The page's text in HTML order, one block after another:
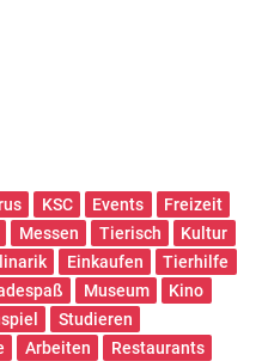
KSC Events
Freizeit
Messen Tierisch
Kultur
Einkaufen
Tierhilfe
Museum
Kino
Studieren
Arbeiten
Restaurants